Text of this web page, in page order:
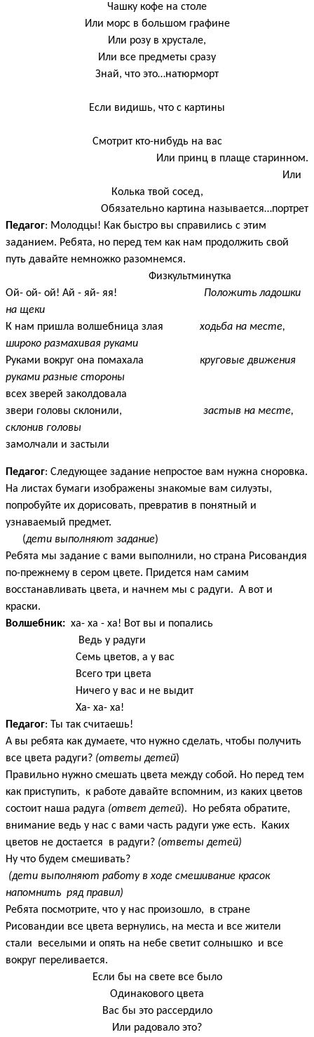
Чашку кофе на столе
Или морс в большом графине
Или розу в хрустале,
Или все предметы сразу
Знай, что это…натюрморт
Если видишь, что с картины
Смотрит кто-нибудь на вас
Или принц в плаще старинном.
Или
Колька твой сосед,
Обязательно картина называется…портрет
Педагог: Молодцы! Как быстро вы справились с этим
заданием. Ребята, но перед тем как нам продолжить свой
путь давайте немножко разомнемся.
Физкультминутка
Ой- ой- ой! Ай - яй- яя! Положить ладошки
на щеки
К нам пришла волшебница злаяходьба на месте,
широко размахивая руками
Руками вокруг она помахала круговые движения
руками разные стороны
всех зверей заколдовала
звери головы склонили, застыв на месте,
склонив головы
замолчали и застыли
Педагог: Следующее задание непростое вам нужна сноровка.
На листах бумаги изображены знакомые вам силуэты,
попробуйте их дорисовать, превратив в понятный и
узнаваемый предмет.
(дети выполняют задание)
Ребята мы задание с вами выполнили, но страна Рисовандия
по-прежнему в сером цвете. Придется нам самим
восстанавливать цвета, и начнем мы с радуги. А вот и
краски.
Волшебник: ха- ха - ха! Вот вы и попались
Ведь у радуги
Семь цветов, а у вас
Всего три цвета
Ничего у вас и не выдит
Ха- ха- ха!
Педагог: Ты так считаешь!
А вы ребята как думаете, что нужно сделать, чтобы получить
все цвета радуги? (ответы детей)
Правильно нужно смешать цвета между собой. Но перед тем
как приступить, к работе давайте вспомним, из каких цветов
состоит наша радуга (ответ детей). Но ребята обратите,
внимание ведь у нас с вами часть радуги уже есть. Каких
цветов не достается в радуги? (ответы детей)
Ну что будем смешивать?
(дети выполняют работу в ходе смешивание красок
напомнить ряд правил)
Ребята посмотрите, что у нас произошло, в стране
Рисовандии все цвета вернулись, на места и все жители
стали веселыми и опять на небе светит солнышко и все
вокруг переливается.
Если бы на свете все было
Одинакового цвета
Вас бы это рассердило
Или радовало это?